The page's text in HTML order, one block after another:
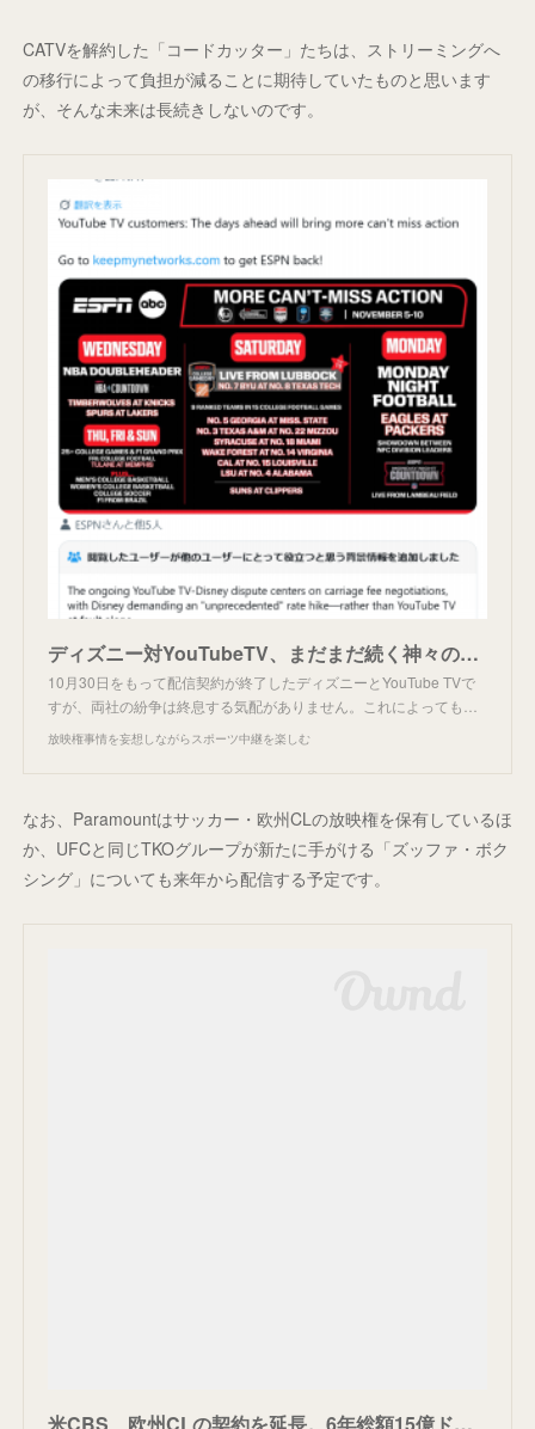
CATVを解約した「コードカッター」たちは、ストリーミングへ
の移行によって負担が減ることに期待していたものと思います
が、そんな未来は長続きしないのです。
ディズニー対YouTubeTV、まだまだ続く神々の喧嘩。
10月30日をもって配信契約が終了したディズニーとYouTube TVで
すが、両社の紛争は終息する気配がありません。これによっても…
放映権事情を妄想しながらスポーツ中継を楽しむ
なお、Paramountはサッカー・欧州CLの放映権を保有しているほ
か、UFCと同じTKOグループが新たに手がける「ズッファ・ボク
シング」についても来年から配信する予定です。
米CBS、欧州CLの契約を延長。6年総額15億ドル。